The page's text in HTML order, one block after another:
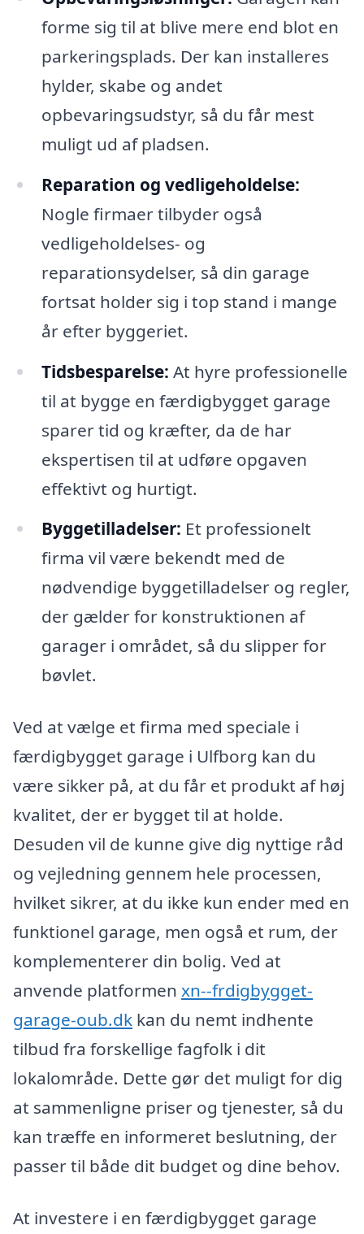
forme sig til at blive mere end blot en
parkeringsplads. Der kan installeres
hylder, skabe og andet
opbevaringsudstyr, så du får mest
muligt ud af pladsen.
Reparation og vedligeholdelse:
Nogle firmaer tilbyder også
vedligeholdelses- og
reparationsydelser, så din garage
fortsat holder sig i top stand i mange
år efter byggeriet.
Tidsbesparelse: At hyre professionelle
til at bygge en færdigbygget garage
sparer tid og kræfter, da de har
ekspertisen til at udføre opgaven
effektivt og hurtigt.
Byggetilladelser: Et professionelt
firma vil være bekendt med de
nødvendige byggetilladelser og regler,
der gælder for konstruktionen af
garager i området, så du slipper for
bøvlet.
Ved at vælge et firma med speciale i
færdigbygget garage i Ulfborg kan du
være sikker på, at du får et produkt af høj
kvalitet, der er bygget til at holde.
Desuden vil de kunne give dig nyttige råd
og vejledning gennem hele processen,
hvilket sikrer, at du ikke kun ender med en
funktionel garage, men også et rum, der
komplementerer din bolig. Ved at
anvende platformen xn--frdigbygget-
garage-oub.dk kan du nemt indhente
tilbud fra forskellige fagfolk i dit
lokalområde. Dette gør det muligt for dig
at sammenligne priser og tjenester, så du
kan træffe en informeret beslutning, der
passer til både dit budget og dine behov.
At investere i en færdigbygget garage